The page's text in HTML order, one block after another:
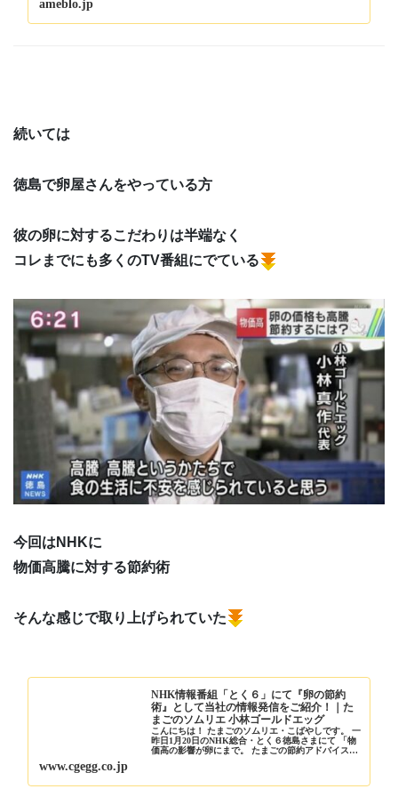
ameblo.jp
続いては
徳島で卵屋さんをやっている方
彼の卵に対するこだわりは半端なく
コレまでにも多くのTV番組にでている
今回はNHKに
物価高騰に対する節約術
そんな感じで取り上げられていた
NHK情報番組「とく６」にて『卵の節約
術』として当社の情報発信をご紹介！｜た
まごのソムリエ 小林ゴールドエッグ
こんにちは！ たまごのソムリエ・こばやしです。 一
昨日1月20日のNHK総合・とく６徳島さまにて 「物
価高の影響が卵にまで。 たまごの節約アドバイス」
www.cgegg.co.jp